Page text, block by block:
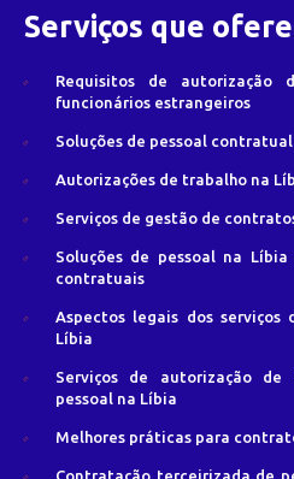
Serviços que
Requisitos de
funcionários estrangeiros
Soluções de pessoal
Autorizações de trabalho na
Serviços de gestão de
Soluções de pessoal na
contratuais
Aspectos legais dos
Líbia
Serviços de autorização
pessoal na Líbia
Melhores práticas para